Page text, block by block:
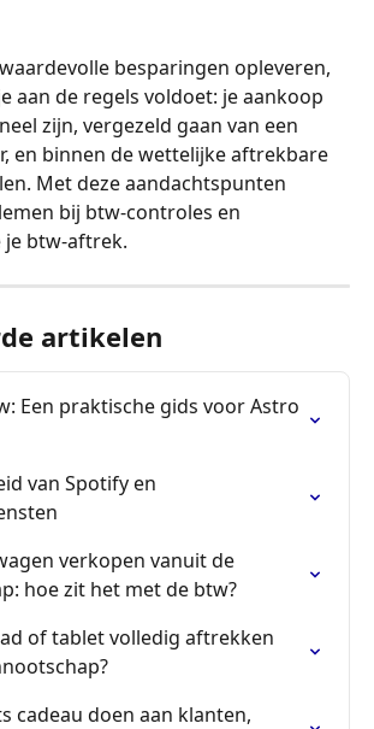
besparingen opleveren,
aan de regels voldoet: je aankoop
zijn, vergezeld gaan van een
en binnen de wettelijke aftrekbare
Met deze aandachtspunten
bij btw-controles en
je btw-aftrek.
artikelen
Een praktische gids voor Astro
van Spotify en
verkopen vanuit de
hoe zit het met de btw?
of tablet volledig aftrekken
cadeau doen aan klanten,